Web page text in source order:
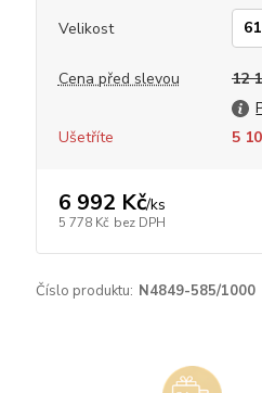
Velikost
Cena před slevou
12
Ušetříte
5
6 992 Kč/ks
5 778 Kč bez DPH
Číslo produktu: N4849-585/1000